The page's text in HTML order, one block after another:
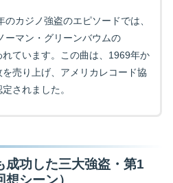
カジノ強盗のエピソードでは、
ーマン・グリーンバウムの
れています。この曲は、1969年か
売り上げ、アメリカレコード協
されました。
成功した三大強盗・第1
シーン）